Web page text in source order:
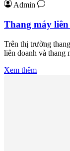
Admin
Thang máy
Trên thị trường
liên doanh và thang
Xem thêm